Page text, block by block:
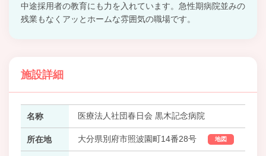
中途採用者の教育にも力を入れています。急性期病院並みの
残業もなくアッとホームな雰囲気の職場です。
施設詳細
名称 医療法人社団春日会 黒木記念病院
所在地 大分県別府市照波園町14番28号 地図